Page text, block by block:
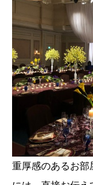
重厚感のあるお部